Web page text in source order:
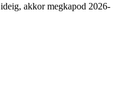
ideig, akkor megkapod 2026-